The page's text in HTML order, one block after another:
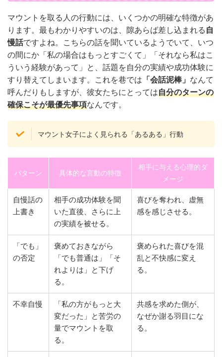
マウントを取る人の行動には、いくつかの明確な特徴があ
ります。最もわかりやすいのは、隙あらば差し込まれる 自
慢話ですよね。こちらの話を聞いているようでいて、いつ
の間にか「私の場合はもっとすごくて」「それなら私はこ
ういう経験があって」と、話題を自分の実績や成功体験に
すり替えてしまいます。これを巷では 「会話泥棒」 なんて
呼んだりもしますが、彼女たちにとっては自分のターンの
確保こそが最優先事項なんです。
マウント女子によく見られる「あるある」行動
パターン 具体的な言動の特徴
相手に与える心理的ダ
メージ
自慢話の
上書き
相手の成功体験を聞
いた直後、さらに上
の実績を被せる。
喜びを奪われ、虚無
感を感じさせる。
「でも」
の否定
褒めておきながら
「でも普通は」「そ
れよりは」と下げ
る。
褒められた喜びを混
乱と不快感に変え
る。
不幸自慢
「私の方がもっと大
変だった」と苦労の
量でマウントを取
る。
共感を求めた側が、
なぜか謝る羽目にな
る。